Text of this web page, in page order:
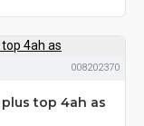
008202370
top 4ah as